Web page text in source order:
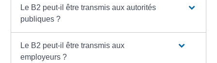
Le B2 peut-il être transmis aux autorités
publiques ?
Le B2 peut-il être transmis aux
employeurs ?